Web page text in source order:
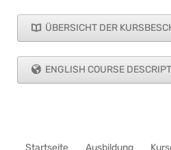
ÜBERSICHT DER
ENGLISH COURSE
Navigation